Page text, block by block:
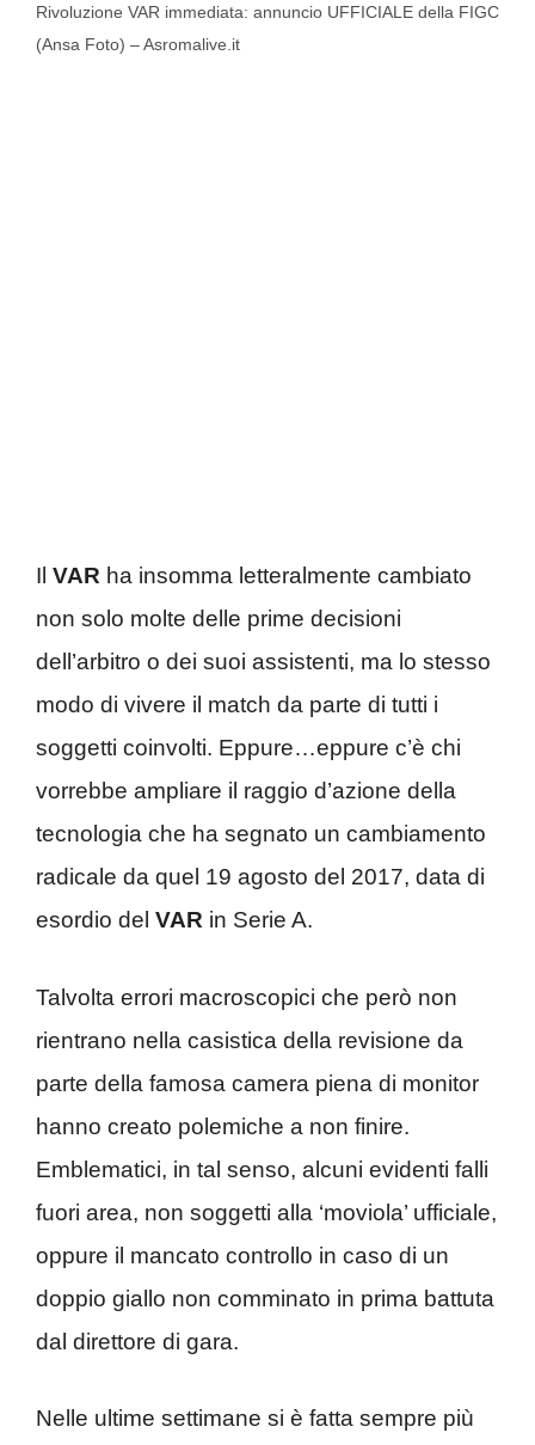
Rivoluzione VAR immediata: annuncio UFFICIALE della FIGC
(Ansa Foto) – Asromalive.it
Il VAR ha insomma letteralmente cambiato
non solo molte delle prime decisioni
dell’arbitro o dei suoi assistenti, ma lo stesso
modo di vivere il match da parte di tutti i
soggetti coinvolti. Eppure…eppure c’è chi
vorrebbe ampliare il raggio d’azione della
tecnologia che ha segnato un cambiamento
radicale da quel 19 agosto del 2017, data di
esordio del VAR in Serie A.
Talvolta errori macroscopici che però non
rientrano nella casistica della revisione da
parte della famosa camera piena di monitor
hanno creato polemiche a non finire.
Emblematici, in tal senso, alcuni evidenti falli
fuori area, non soggetti alla ‘moviola’ ufficiale,
oppure il mancato controllo in caso di un
doppio giallo non comminato in prima battuta
dal direttore di gara.
Nelle ultime settimane si è fatta sempre più